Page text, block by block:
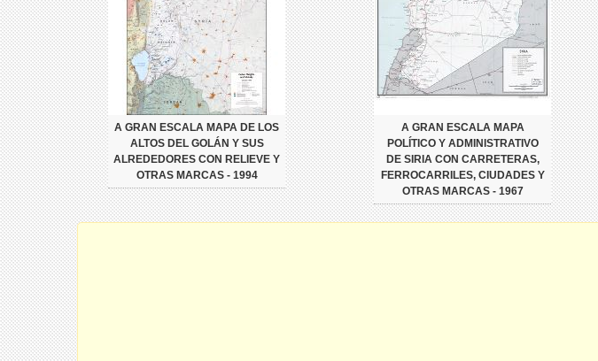
A GRAN ESCALA MAPA DE LOS
ALTOS DEL GOLÁN Y SUS
ALREDEDORES CON RELIEVE Y
OTRAS MARCAS - 1994
A GRAN ESCALA MAPA
POLÍTICO Y ADMINISTRATIVO
DE SIRIA CON CARRETERAS,
FERROCARRILES, CIUDADES Y
OTRAS MARCAS - 1967